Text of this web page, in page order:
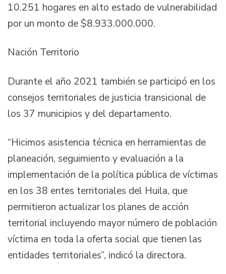
10.251 hogares en alto estado de vulnerabilidad
por un monto de $8.933.000.000.
Nación Territorio
Durante el año 2021 también se participó en los
consejos territoriales de justicia transicional de
los 37 municipios y del departamento.
“Hicimos asistencia técnica en herramientas de
planeación, seguimiento y evaluación a la
implementación de la política pública de víctimas
en los 38 entes territoriales del Huila, que
permitieron actualizar los planes de acción
territorial incluyendo mayor número de población
víctima en toda la oferta social que tienen las
entidades territoriales”, indicó la directora.